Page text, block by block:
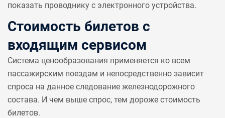
показать проводнику с электронного устройства.
Стоимость билетов с
входящим сервисом
Система ценообразования применяется ко всем
пассажирским поездам и непосредственно зависит
спроса на данное следование железнодорожного
состава. И чем выше спрос, тем дороже стоимость
билетов.